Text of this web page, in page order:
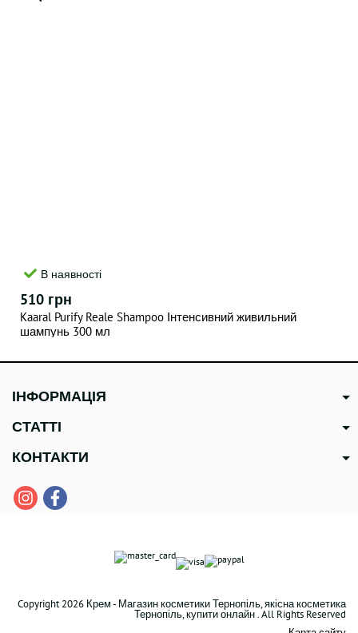
В наявності
510 грн
Kaaral Purify Reale Shampoo Інтенсивний живильний
шампунь 300 мл
ІНФОРМАЦІЯ
СТАТТІ
КОНТАКТИ
Copyright 2026 Крем - Магазин косметики Тернопіль, якісна косметика
Тернопіль, купити онлайн . All Rights Reserved